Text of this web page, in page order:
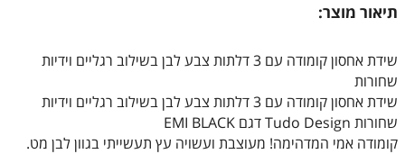
תיאור מוצר:
שידת אחסון קומודה עם 3 דלתות צבע לבן בשילוב רגליים וידיות
שחורות
שידת אחסון קומודה עם 3 דלתות צבע לבן בשילוב רגליים וידיות
שחורות Tudo Design דגם EMI BLACK
קומודה אמי המדהימה! מעוצבת ועשויה עץ תעשייתי בגוון לבן מט.